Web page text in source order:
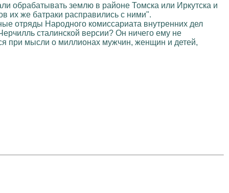
обрабатывать землю в районе Томска или Иркутска и
их же батраки расправились с ними".
отряды Народного комиссариата внутренних дел
сталинской версии? Он ничего ему не
при мысли о миллионах мужчин, женщин и детей,